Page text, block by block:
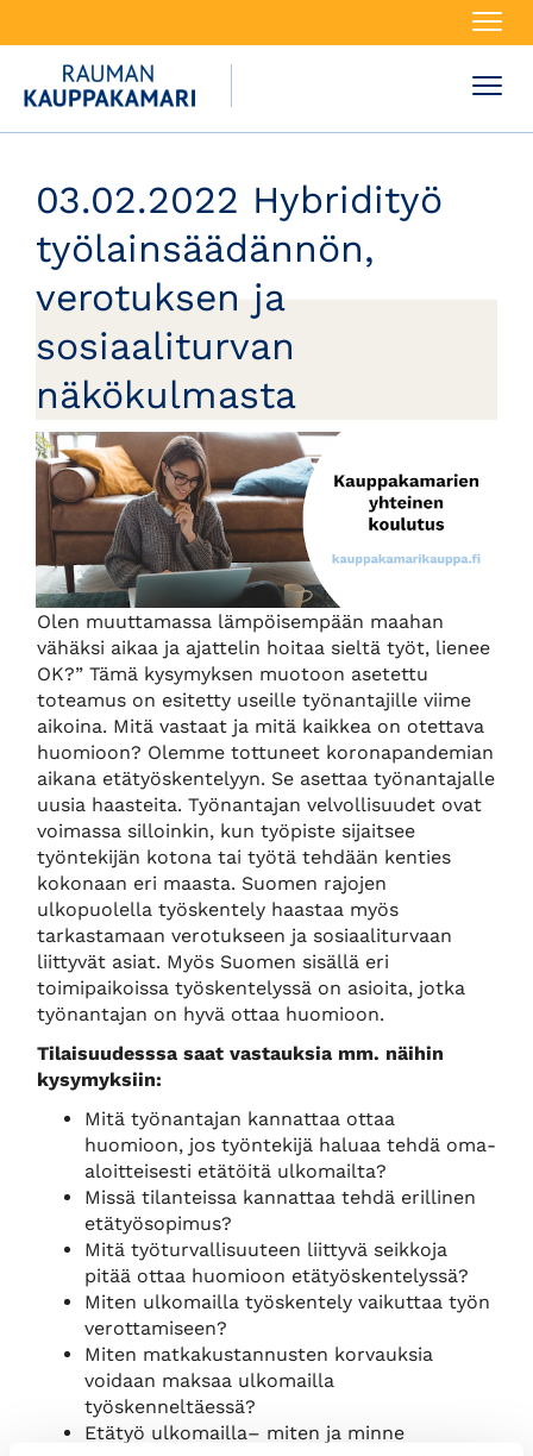
03.02.2022 Hybridityö
työlainsäädännön,
verotuksen ja
sosiaaliturvan
näkökulmasta
Olen muuttamassa lämpöisempään maahan
vähäksi aikaa ja ajattelin hoitaa sieltä työt, lienee
OK?” Tämä kysymyksen muotoon asetettu
toteamus on esitetty useille työnantajille viime
aikoina. Mitä vastaat ja mitä kaikkea on otettava
huomioon? Olemme tottuneet koronapandemian
aikana etätyöskentelyyn. Se asettaa työnantajalle
uusia haasteita. Työnantajan velvollisuudet ovat
voimassa silloinkin, kun työpiste sijaitsee
työntekijän kotona tai työtä tehdään kenties
kokonaan eri maasta. Suomen rajojen
ulkopuolella työskentely haastaa myös
tarkastamaan verotukseen ja sosiaaliturvaan
liittyvät asiat. Myös Suomen sisällä eri
toimipaikoissa työskentelyssä on asioita, jotka
työnantajan on hyvä ottaa huomioon.
Tilaisuudesssa saat vastauksia mm. näihin
kysymyksiin:
Mitä työnantajan kannattaa ottaa
huomioon, jos työntekijä haluaa tehdä oma-
aloitteisesti etätöitä ulkomailta?
Missä tilanteissa kannattaa tehdä erillinen
etätyösopimus?
Mitä työturvallisuuteen liittyvä seikkoja
pitää ottaa huomioon etätyöskentelyssä?
Miten ulkomailla työskentely vaikuttaa työn
verottamiseen?
Miten matkakustannusten korvauksia
voidaan maksaa ulkomailla
työskenneltäessä?
Etätyö ulkomailla– miten ja minne